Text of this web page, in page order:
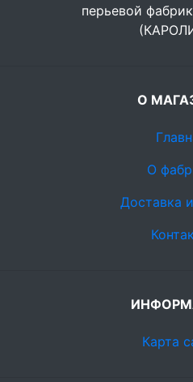
перьевой
О
О
Доставка
Карта